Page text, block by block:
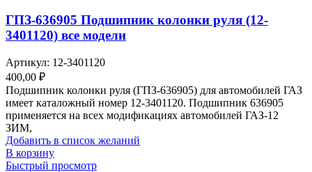
ГПЗ-636905 Подшипник колонки руля (12-
3401120) все модели
Артикул: 12-3401120
400,00 ₽
Подшипник колонки руля (ГПЗ-636905) для автомобилей ГАЗ
имеет каталожный номер 12-3401120. Подшипник 636905
применяется на всех модификациях автомобилей ГАЗ-12
ЗИМ,
Добавить в список желаний
В корзину
Быстрый просмотр